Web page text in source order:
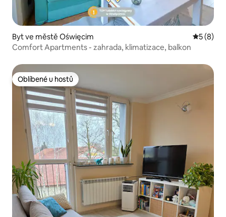
Byt ve městě Oświęcim
5 (8)
Comfort Apartments - zahrada, klimatizace, balkon
Oblíbené u hostů
Oblíbené u hostů